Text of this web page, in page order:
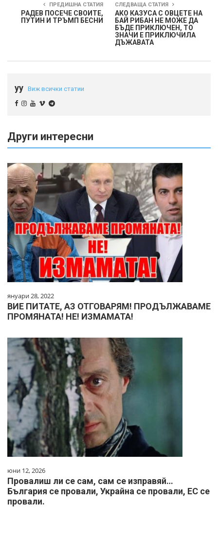
ПРЕДИШНА СТАТИЯ
РАДЕВ ПОСЕЧЕ СВОИТЕ,
ПУТИН И ТРЪМП БЕСНИ
СЛЕДВАЩА СТАТИЯ
АКО КАЗУСА С ОВЦЕТЕ НА
БАЙ РИБАН НЕ МОЖЕ ДА
БЪДЕ ПРИКЛЮЧЕН, ТО
ЗНАЧИ Е ПРИКЛЮЧИЛА
ДЪЖАВАТА
yy Виж всички статии
Други интересни
януари 28, 2022
ВИЕ ПИТАТЕ, АЗ ОТГОВАРЯМ! ПРОДЪЛЖАВАМЕ
ПРОМЯНАТА! НЕ! ИЗМАМАТА!
юни 12, 2026
Провалиш ли се сам, сам се изправяй…
България се провали, Украйна се провали, ЕС се
провали.